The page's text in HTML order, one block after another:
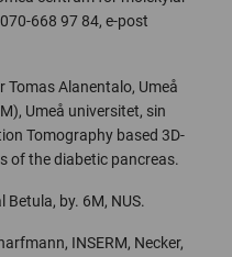
668 97 84, e-post
Tomas Alanentalo, Umeå
Umeå universitet, sin
Tomography based 3D-
of the diabetic pancreas.
by. 6M, NUS.
INSERM, Necker,